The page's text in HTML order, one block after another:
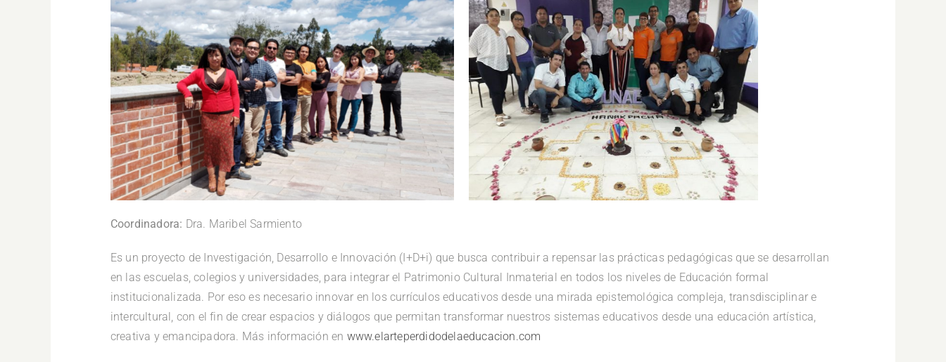
Coordinadora: Dra. Maribel Sarmiento
Es un proyecto de Investigación, Desarrollo e Innovación (I+D+i) que busca contribuir a repensar las prácticas pedagógicas que se desarrollan
en las escuelas, colegios y universidades, para integrar el Patrimonio Cultural Inmaterial en todos los niveles de Educación formal
institucionalizada. Por eso es necesario innovar en los currículos educativos desde una mirada epistemológica compleja, transdisciplinar e
intercultural, con el fin de crear espacios y diálogos que permitan transformar nuestros sistemas educativos desde una educación artística,
creativa y emancipadora. Más información en www.elarteperdidodelaeducacion.com